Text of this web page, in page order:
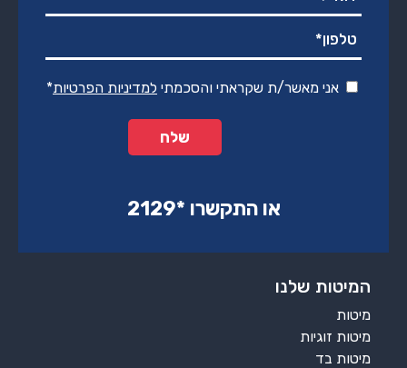
אני מאשר/ת שקראתי והסכמתי למדיניות הפרטיות*
או התקשרו ‏*2129‏
המיטות שלנו
מיטות
מיטות זוגיות
מיטות בד